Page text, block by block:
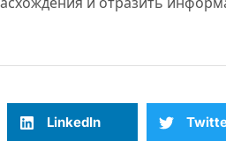
LinkedIn